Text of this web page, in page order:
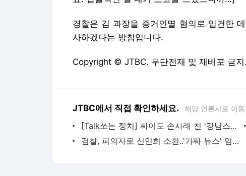
경찰은 김 과장을 증거인멸 혐의로 입건한
사하겠다는 방침입니다.
Copyright © JTBC. 무단전재 및 재배포 금지.
JTBC에서 직접 확인하세요. 해당 언론사로 이
[Talk쏘는 정치] 싸이도 손사래 친 '강남스타일 동상'
검찰, 피의자로 신연희 소환..'가짜 뉴스' 엄벌 의지